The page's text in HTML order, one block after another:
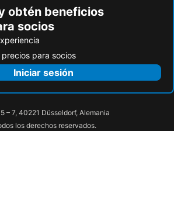
obtén beneficios
socios
para socios
Iniciar sesión
– 7, 40221 Düsseldorf, Alemania
los derechos reservados.